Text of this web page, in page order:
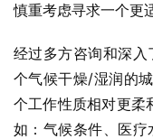
慎重考虑寻求一个更
经过多方咨询和深
个气候干燥/湿润的
个工作性质相对更柔
如：气候条件、医